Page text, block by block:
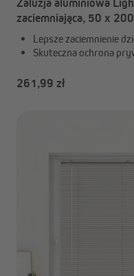
Żaluzja aluminiowa
zaciemniająca, 50 x
Lepsze zaciemnienie
Skuteczna ochrona
261,99 zł